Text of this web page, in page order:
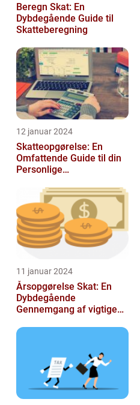
Beregn Skat: En
Dybdegående Guide til
Skatteberegning
12 januar 2024
Skatteopgørelse: En
Omfattende Guide til din
Personlige
11 januar 2024
Årsopgørelse Skat: En
Dybdegående
Gennemgang af vigtige
finansfolk